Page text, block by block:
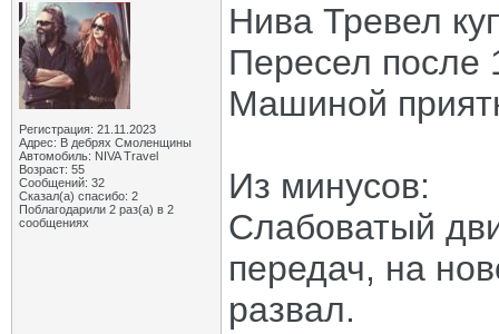
Регистрация: 21.11.2023
Адрес: В дебрях Смоленщины
Автомобиль: NIVA Travel
Возраст: 55
Сообщений: 32
Сказал(а) спасибо: 2
Поблагодарили 2 раз(а) в 2
сообщениях
Нива Тревел
Пересел после
Машиной
Из минусов:
Слабоватый
передач, на
развал.